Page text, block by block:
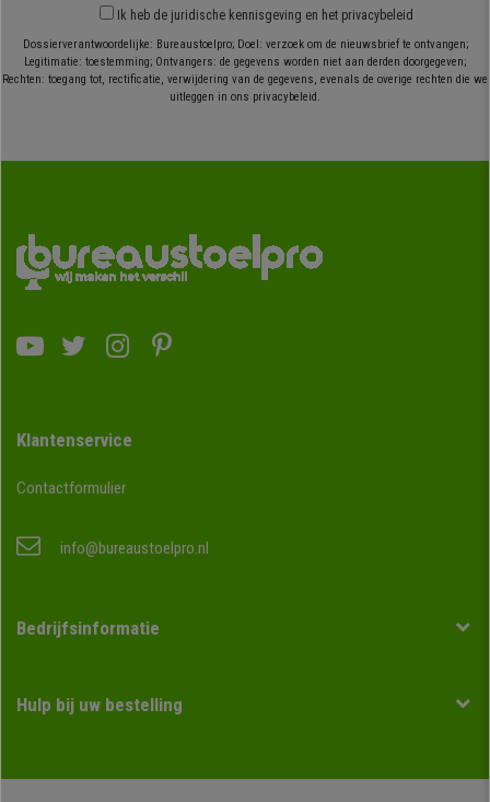
Ik heb de juridische kennisgeving en het privacybeleid
Dossierverantwoordelijke: Bureaustoelpro; Doel: verzoek om de nieuwsbrief te ontvangen;
Legitimatie: toestemming; Ontvangers: de gegevens worden niet aan derden doorgegeven;
Rechten: toegang tot, rectificatie, verwijdering van de gegevens, evenals de overige rechten die we
uitleggen in ons privacybeleid.
Klantenservice
Contactformulier
info@bureaustoelpro.nl
Bedrijfsinformatie
Hulp bij uw bestelling